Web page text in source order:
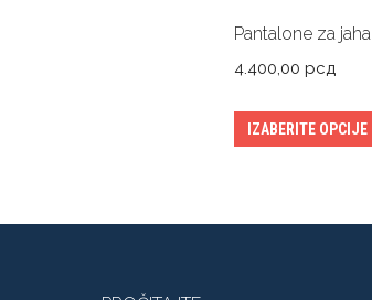
Pantalone za
4.400,00 рсд
IZABERITE OPCIJE